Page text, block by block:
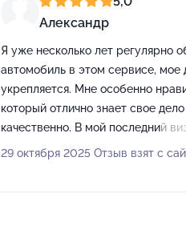
Александр
Я уже несколько лет регулярно
автомобиль в этом сервисе, мое
укрепляется. Мне особенно
который отлично знает свое
качественно. В мой последний
всего за 40 минут, поставили на
29 октября 2025 Отзыв взят с